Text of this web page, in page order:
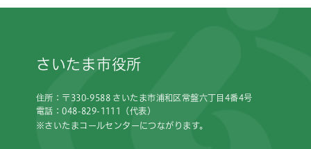
さいたま市役所
住所：〒330-9588 さいたま市浦和区常盤六丁目4番4号
電話：048-829-1111（代表）
※さいたまコールセンターにつながります。